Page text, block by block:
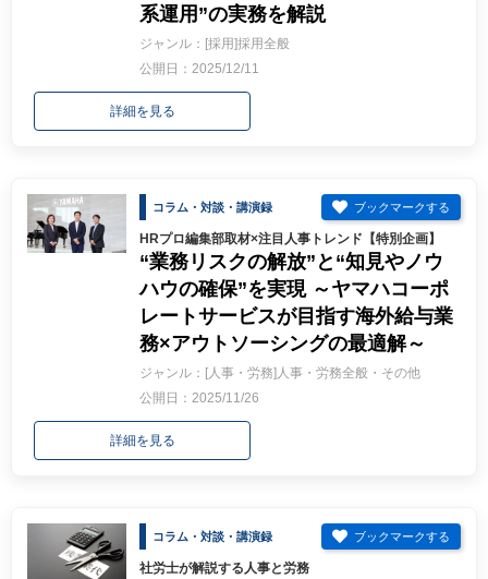
系運用”の実務を解説
ジャンル：[採用]採用全般
公開日：2025/12/11
詳細を見る
コラム・対談・講演録
HRプロ編集部取材×注目人事トレンド【特別企画】
“業務リスクの解放”と“知見やノウ
ハウの確保”を実現 ～ヤマハコーポ
レートサービスが目指す海外給与業
務×アウトソーシングの最適解～
ジャンル：[人事・労務]人事・労務全般・その他
公開日：2025/11/26
詳細を見る
コラム・対談・講演録
社労士が解説する人事と労務